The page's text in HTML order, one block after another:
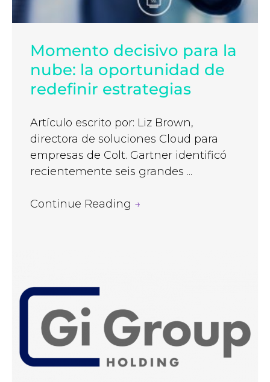
Momento decisivo para la
nube: la oportunidad de
redefinir estrategias
Artículo escrito por: Liz Brown,
directora de soluciones Cloud para
empresas de Colt. Gartner identificó
recientemente seis grandes ...
Continue Reading →